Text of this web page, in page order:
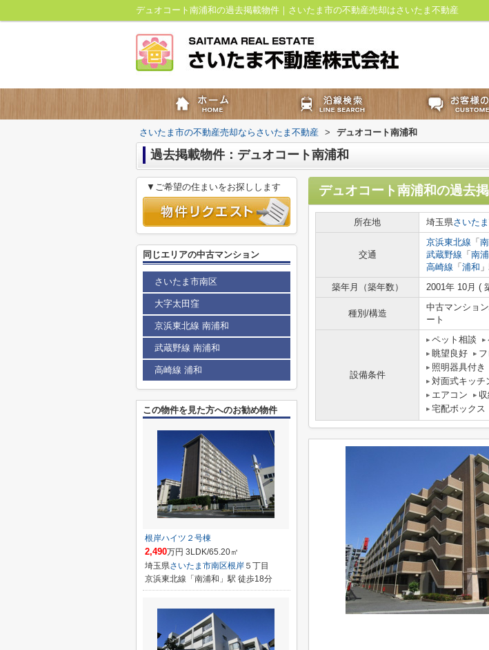
デュオコート南浦和の過去掲載物件｜さいたま市の不動産売却はさいたま不動産
さいたま市の不動産売却ならさいたま不動産 > デュオコート南浦和
過去掲載物件：デュオコート南浦和
デュオコート南浦和の過去
所在地 埼玉県さいた
交通
京浜東北線 「
武蔵野線 「 南
高崎線 「 浦和
築年月（築年数）
2001年 10月 (
種別/構造
中古マンショ
ート
設備条件
ペット相談
眺望良好
照明器具付き
対面式キッチ
エアコン
宅配ボックス
▼ご希望の住まいをお探しします
同じエリアの中古マンション
さいたま市南区
大字太田窪
京浜東北線 南浦和
武蔵野線 南浦和
高崎線 浦和
この物件を見た方へのお勧め物件
根岸ハイツ２号棟
2,490万円 3LDK/65.20㎡
埼玉県さいたま市南区根岸 ５丁目
京浜東北線「南浦和」駅 徒歩18分